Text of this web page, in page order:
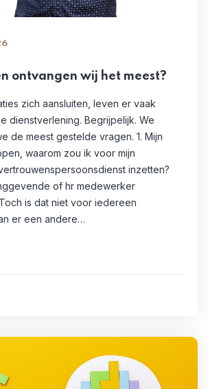
ontvangen wij het meest?
zich aansluiten, leven er vaak
dienstverlening. Begrijpelijk. We
de meest gestelde vragen. 1. Mijn
waarom zou ik voor mijn
inzetten?
of hr medewerker
is dat niet voor iedereen
er een andere…